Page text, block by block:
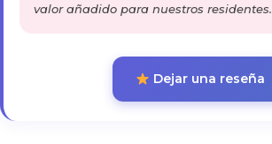
valor añadido para nuestros residentes.
Dejar una reseña